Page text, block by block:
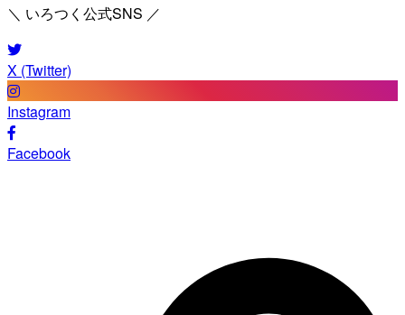
＼ いろつく公式SNS ／
X (Twitter)
Instagram
Facebook